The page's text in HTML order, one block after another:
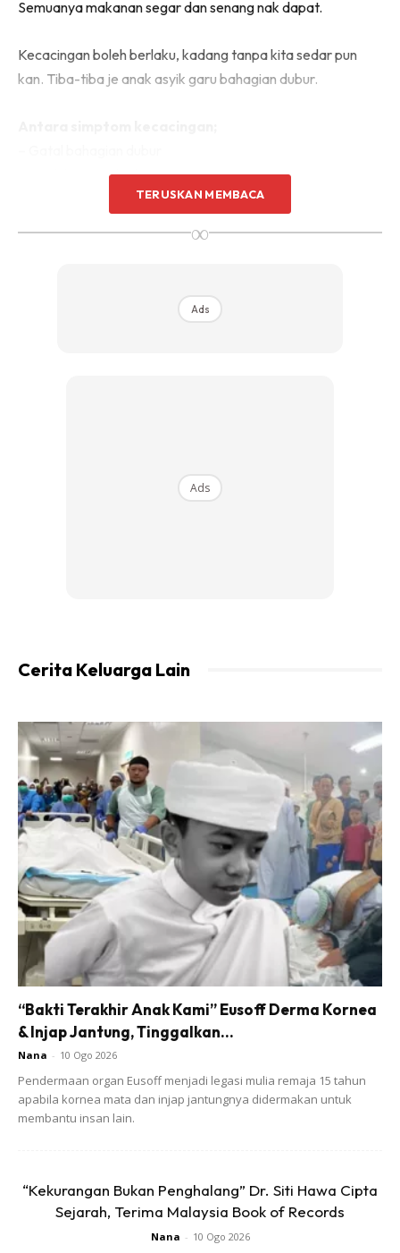
Semuanya makanan segar dan senang nak dapat.
Kecacingan boleh berlaku, kadang tanpa kita sedar pun
kan. Tiba-tiba je anak asyik garu bahagian dubur.
– Anak kerap tak sihat
– Kerap muntah cirit
– Keluar cacing bersama najis
TERUSKAN MEMBACA
∞
Ads
Ads
Cerita Keluarga Lain
“Bakti Terakhir Anak Kami” Eusoff Derma Kornea
& Injap Jantung, Tinggalkan...
Nana - 10 Ogo 2026
Pendermaan organ Eusoff menjadi legasi mulia remaja 15 tahun
apabila kornea mata dan injap jantungnya didermakan untuk
membantu insan lain.
“Kekurangan Bukan Penghalang” Dr. Siti Hawa Cipta
Sejarah, Terima Malaysia Book of Records
Nana - 10 Ogo 2026